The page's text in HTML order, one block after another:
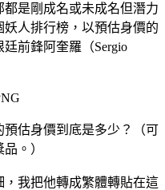
是剛成名或未成名但潛力
人排行榜，以預估身價的
前鋒阿奎羅（Sergio
估身價到底是多少？（可
。）
我把他轉成繁體轉貼在這